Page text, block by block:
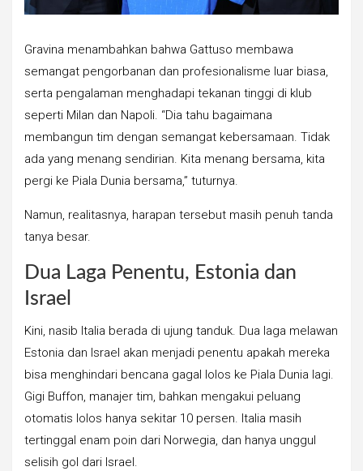
Gravina menambahkan bahwa Gattuso membawa
semangat pengorbanan dan profesionalisme luar biasa,
serta pengalaman menghadapi tekanan tinggi di klub
seperti Milan dan Napoli. “Dia tahu bagaimana
membangun tim dengan semangat kebersamaan. Tidak
ada yang menang sendirian. Kita menang bersama, kita
pergi ke Piala Dunia bersama,” tuturnya.
Namun, realitasnya, harapan tersebut masih penuh tanda
tanya besar.
Dua Laga Penentu, Estonia dan
Israel
Kini, nasib Italia berada di ujung tanduk. Dua laga melawan
Estonia dan Israel akan menjadi penentu apakah mereka
bisa menghindari bencana gagal lolos ke Piala Dunia lagi.
Gigi Buffon, manajer tim, bahkan mengakui peluang
otomatis lolos hanya sekitar 10 persen. Italia masih
tertinggal enam poin dari Norwegia, dan hanya unggul
selisih gol dari Israel.